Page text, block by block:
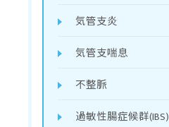
気管支炎
気管支喘息
不整脈
過敏性腸症候群(IBS)